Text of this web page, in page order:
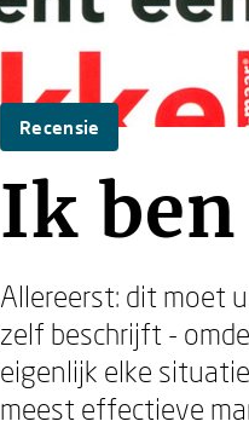
Recensie
Ik
Allereerst: dit moet
zelf beschrijft -
eigenlijk elke
meest effectieve